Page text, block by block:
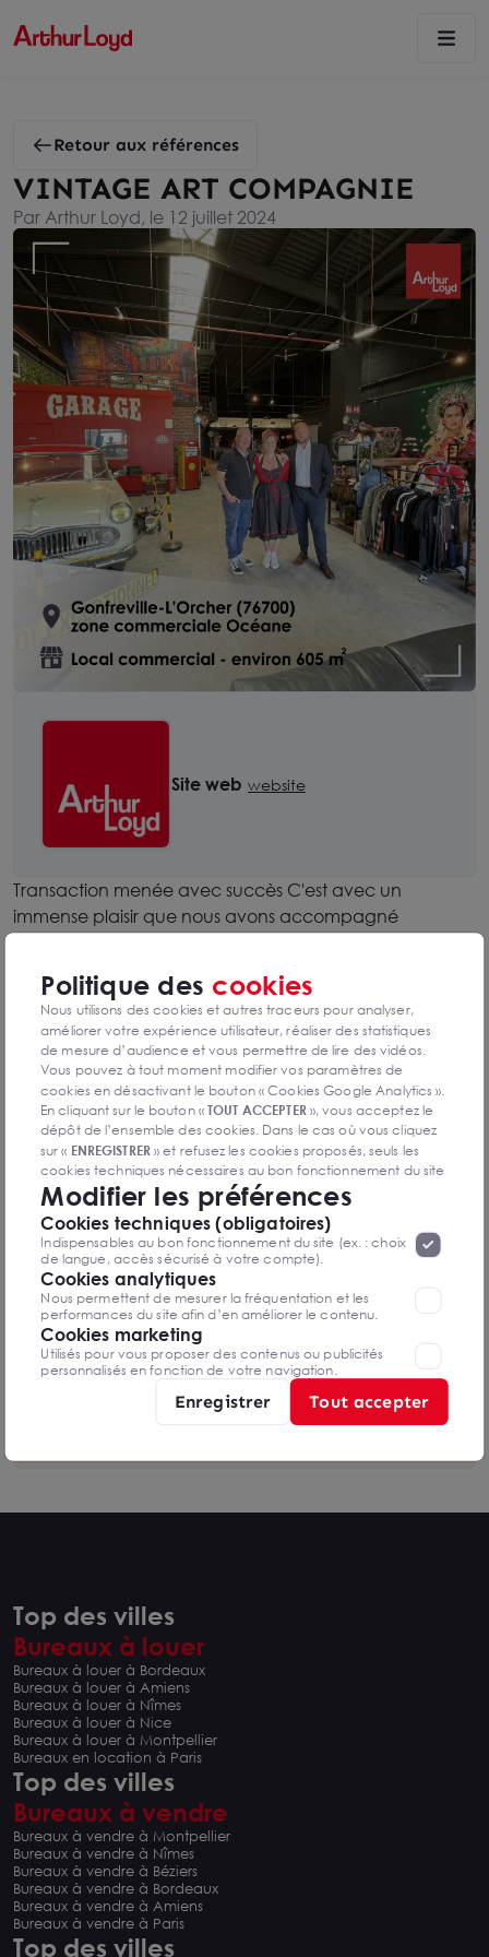
Retour aux références
VINTAGE ART COMPAGNIE
Par Arthur Loyd, le 12 juillet 2024
Site web website
Transaction menée avec succès C'est avec un
immense plaisir que nous avons accompagné
Nous avons trouvé pour M. et Mme Turgis un local
commercial d'environ 600m² sur l'agglomération
havraise pour leur concept store vintage. En effet, nos
clients avaient besoin d'un local assez spacieux pour
réunir dans un seul lieu un bar, un restaurant, un
commerce de prêt-à-porter, mais également une
scène pour accueillir des spectacles et concerts. Le tout
dans une ambiance vintage.
Ce projet a été mené à bien grâce à l'expertise de
notre agence immobilière, et de notre négociateur
Tom BORISSEVITCH.
Besoin d'être accompagné ?
Nos experts sont à votre disposition pour vous
accompagner dans vos projets immobiliers.
Contacter nos experts
Top des villes
Bureaux à louer
Bureaux à louer à Bordeaux
Bureaux à louer à Amiens
Bureaux à louer à Nîmes
Bureaux à louer à Nice
Bureaux à louer à Montpellier
Bureaux en location à Paris
Top des villes
Bureaux à vendre
Bureaux à vendre à Montpellier
Bureaux à vendre à Nîmes
Bureaux à vendre à Béziers
Bureaux à vendre à Bordeaux
Bureaux à vendre à Amiens
Bureaux à vendre à Paris
Top des villes
Politique des cookies
Nous utilisons des cookies et autres traceurs pour analyser,
améliorer votre expérience utilisateur, réaliser des statistiques
de mesure d’audience et vous permettre de lire des vidéos.
Vous pouvez à tout moment modifier vos paramètres de
cookies en désactivant le bouton « Cookies Google Analytics ».
En cliquant sur le bouton «TOUT ACCEPTER», vous acceptez le
dépôt de l’ensemble des cookies. Dans le cas où vous cliquez
sur « ENREGISTRER» et refusez les cookies proposés, seuls les
cookies techniques nécessaires au bon fonctionnement du site
seront déposés. Pour plus d’informations, vous pouvez consulter
«Protection des données à caractère
personnel ».Lorsque vous naviguez sur notre site internet, il
peut être amenée à déposer des cookies. Vous avez la
possibilité de désactiver les cookies, ces réglages ne seront
valables que sur le navigateur que vous utilisez actuellement
Modifier les préférences
Cookies techniques (obligatoires)
Indispensables au bon fonctionnement du site (ex. : choix
de langue, accès sécurisé à votre compte).
Cookies analytiques
Nous permettent de mesurer la fréquentation et les
performances du site afin d’en améliorer le contenu.
Cookies marketing
Utilisés pour vous proposer des contenus ou publicités
personnalisés en fonction de votre navigation.
Enregistrer Tout accepter